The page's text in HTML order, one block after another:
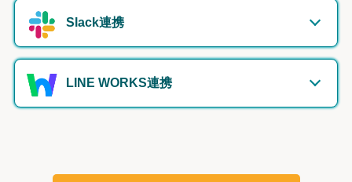
Slack連携
LINE WORKS連携